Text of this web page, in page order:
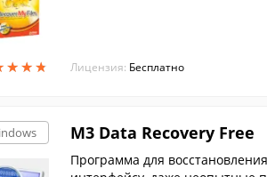
★★★
★★★ Лицензия: Бесплатно
M3 Data Recovery Free
Программа для